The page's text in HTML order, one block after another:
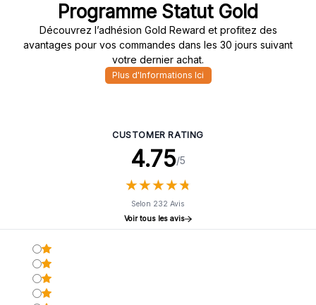
Programme Statut Gold
Découvrez l’adhésion Gold Reward et profitez des
avantages pour vos commandes dans les 30 jours suivant
votre dernier achat.
Plus d'Informations Ici
CUSTOMER RATING
4.75/5
★★★★★
★★★★★
Selon 232 Avis
Voir tous les avis